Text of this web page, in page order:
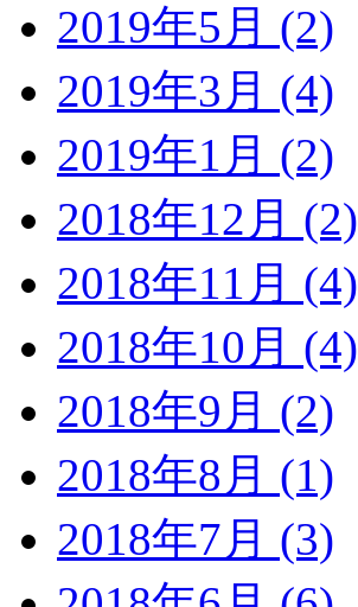
2019年5月 (2)
2019年3月 (4)
2019年1月 (2)
2018年12月 (2)
2018年11月 (4)
2018年10月 (4)
2018年9月 (2)
2018年8月 (1)
2018年7月 (3)